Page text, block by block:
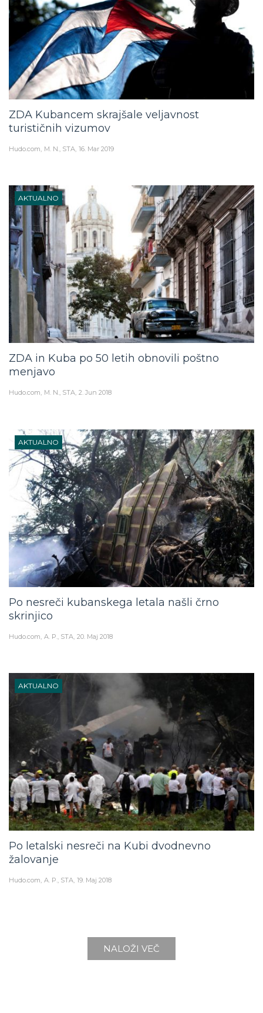
ZDA Kubancem skrajšale veljavnost
turističnih vizumov
Hudo.com M. N., STA 16. Mar 2019
AKTUALNO
ZDA in Kuba po 50 letih obnovili poštno
menjavo
Hudo.com M. N., STA 2. Jun 2018
AKTUALNO
Po nesreči kubanskega letala našli črno
skrinjico
Hudo.com A. P., STA 20. Maj 2018
AKTUALNO
Po letalski nesreči na Kubi dvodnevno
žalovanje
Hudo.com A. P., STA 19. Maj 2018
NALOŽI VEČ